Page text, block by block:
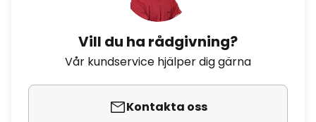
Vill du ha rådgivning?
Vår kundservice hjälper dig gärna
Kontakta oss